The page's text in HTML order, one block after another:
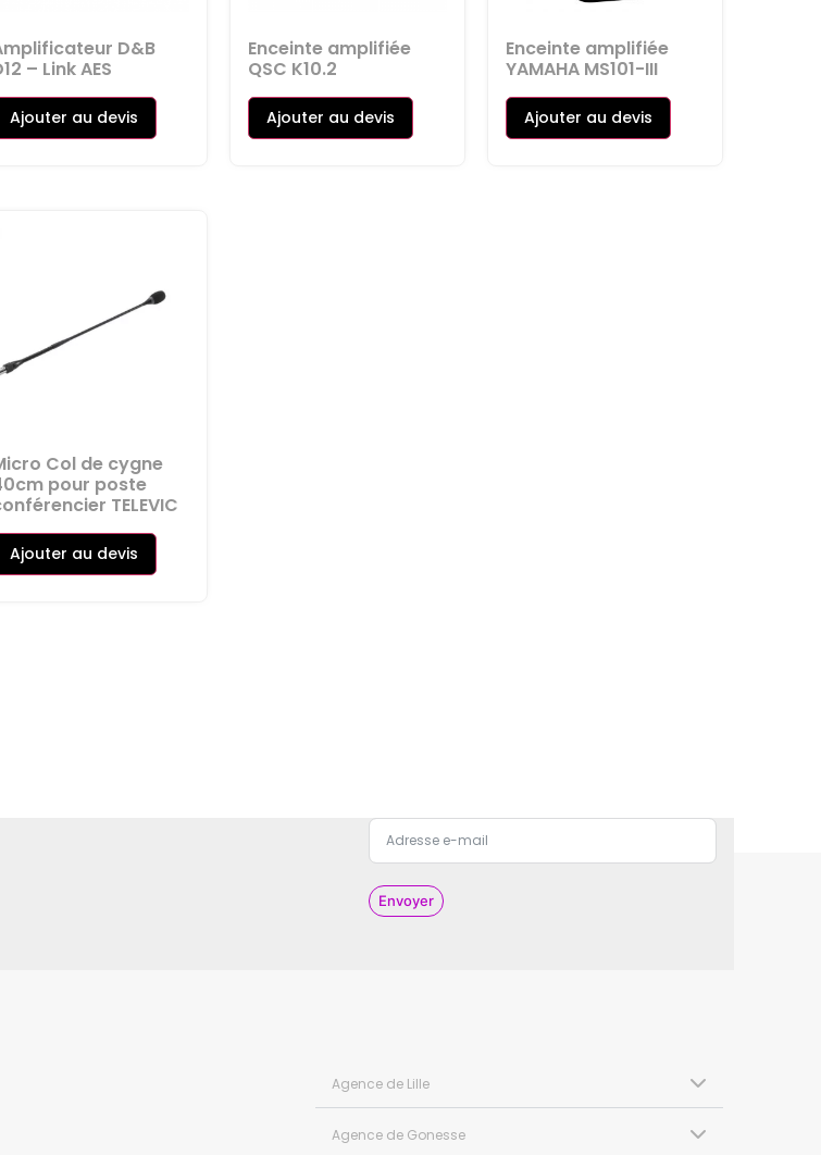
D&B
– Link AES
Ajouter au devis
Enceinte amplifiée
QSC K10.2
Ajouter au devis
Enceinte amplifiée
YAMAHA MS101-III
Ajouter au devis
Col de cygne
pour poste
TELEVIC
Ajouter au devis
Envoyer
Agence de Lille
Agence de Gonesse